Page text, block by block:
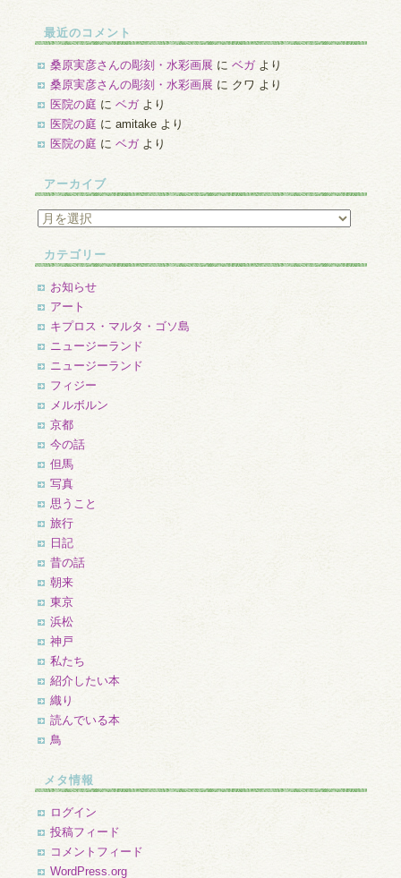
最近のコメント
桑原実彦さんの彫刻・水彩画展 に ベガより
桑原実彦さんの彫刻・水彩画展 に クワ より
医院の庭 に ベガより
医院の庭 に amitakeより
医院の庭 に ベガより
アーカイブ
ア
カ
イ
ブ
カテゴリー
お知らせ
アート
キプロス・マルタ・ゴソ島
ニュージーランド
ニュージーランド
フィジー
メルボルン
京都
今の話
但馬
写真
思うこと
旅行
日記
昔の話
朝来
東京
浜松
神戸
私たち
紹介したい本
織り
読んでいる本
鳥
メタ情報
ログイン
投稿フィード
コメントフィード
WordPress.org